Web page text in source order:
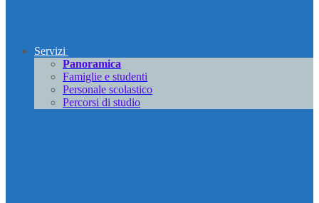
Servizi
Panoramica
Famiglie e studenti
Personale scolastico
Percorsi di studio